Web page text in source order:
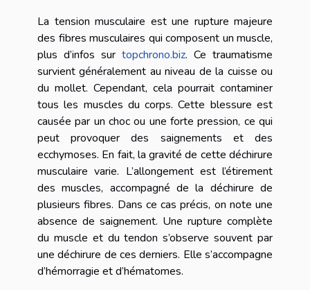
La tension musculaire est une rupture majeure
des fibres musculaires qui composent un muscle,
plus d’infos sur topchrono.biz. Ce traumatisme
survient généralement au niveau de la cuisse ou
du mollet. Cependant, cela pourrait contaminer
tous les muscles du corps. Cette blessure est
causée par un choc ou une forte pression, ce qui
peut provoquer des saignements et des
ecchymoses. En fait, la gravité de cette déchirure
musculaire varie. L’allongement est l’étirement
des muscles, accompagné de la déchirure de
plusieurs fibres. Dans ce cas précis, on note une
absence de saignement. Une rupture complète
du muscle et du tendon s’observe souvent par
une déchirure de ces derniers. Elle s’accompagne
d’hémorragie et d’hématomes.